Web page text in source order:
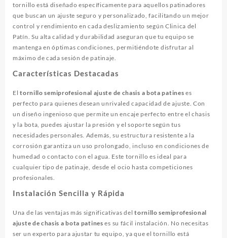
tornillo está diseñado específicamente para aquellos patinadores
que buscan un ajuste seguro y personalizado, facilitando un mejor
control y rendimiento en cada deslizamiento según Clinica del
Patín. Su alta calidad y durabilidad aseguran que tu equipo se
mantenga en óptimas condiciones, permitiéndote disfrutar al
máximo de cada sesión de patinaje.
Características Destacadas
Eltornillo semiprofesional ajuste de chasis a bota patines es
perfecto para quienes desean unrivaled capacidad de ajuste. Con
un diseño ingenioso que permite un encaje perfecto entre el chasis
y la bota, puedes ajustar la presión y el soporte según tus
necesidades personales. Además, su estructura resistente a la
corrosión garantiza un uso prolongado, incluso en condiciones de
humedad o contacto con el agua. Este tornillo es ideal para
cualquier tipo de patinaje, desde el ocio hasta competiciones
profesionales.
Instalación Sencilla y Rápida
Una de las ventajas más significativas deltornillo semiprofesional
ajuste de chasis a bota patines es su fácil instalación. No necesitas
ser un experto para ajustar tu equipo, ya que el tornillo está